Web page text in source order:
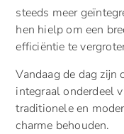
steeds meer
hen hielp om een
efficiëntie te
Vandaag de dag zijn
integraal onderdeel
traditionele en
charme behouden.